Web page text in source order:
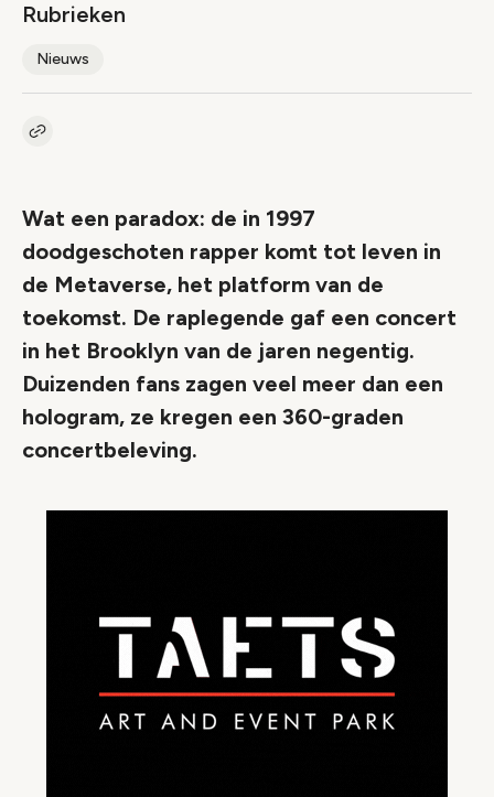
Rubrieken
Nieuws
Kopieer link naar artikel
Wat een paradox: de in 1997
doodgeschoten rapper komt tot leven in
de Metaverse, het platform van de
toekomst. De raplegende gaf een concert
in het Brooklyn van de jaren negentig.
Duizenden fans zagen veel meer dan een
hologram, ze kregen een 360-graden
concertbeleving.